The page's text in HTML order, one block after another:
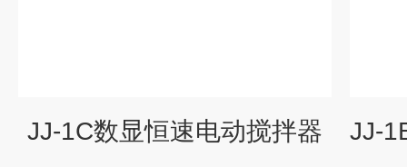
JJ-1C数显恒速电动搅拌器